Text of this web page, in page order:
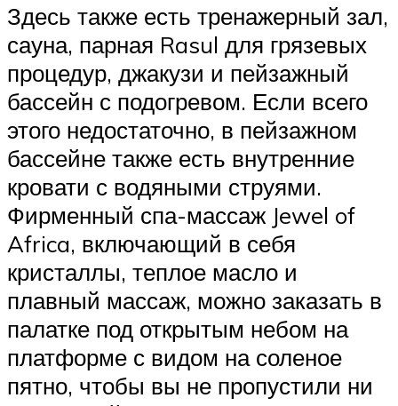
Здесь также есть тренажерный зал,
сауна, парная Rasul для грязевых
процедур, джакузи и пейзажный
бассейн с подогревом. Если всего
этого недостаточно, в пейзажном
бассейне также есть внутренние
кровати с водяными струями.
Фирменный спа-массаж Jewel of
Africa, включающий в себя
кристаллы, теплое масло и
плавный массаж, можно заказать в
палатке под открытым небом на
платформе с видом на соленое
пятно, чтобы вы не пропустили ни